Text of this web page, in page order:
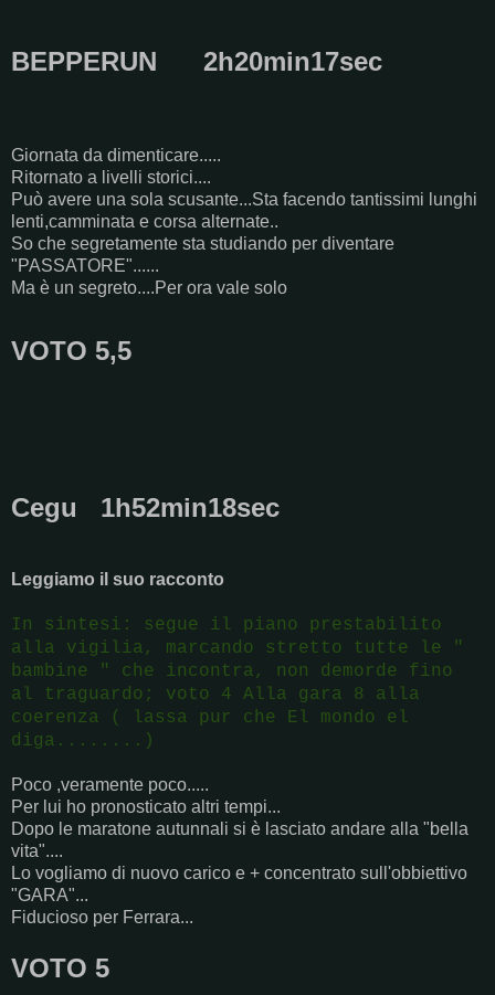
BEPPERUN 2h20min17sec
Giornata da dimenticare.....
Ritornato a livelli storici....
Può avere una sola scusante...Sta facendo tantissimi lunghi
lenti,camminata e corsa alternate..
So che segretamente sta studiando per diventare
"PASSATORE"......
Ma è un segreto....Per ora vale solo
VOTO 5,5
Cegu 1h52min18sec
Leggiamo il suo racconto
In sintesi: segue il piano prestabilito
alla vigilia, marcando stretto tutte le "
bambine " che incontra, non demorde fino
al traguardo; voto 4 Alla gara 8 alla
coerenza ( lassa pur che El mondo el
diga........)
Poco ,veramente poco.....
Per lui ho pronosticato altri tempi...
Dopo le maratone autunnali si è lasciato andare alla "bella
vita"....
Lo vogliamo di nuovo carico e + concentrato sull'obbiettivo
"GARA"...
Fiducioso per Ferrara...
VOTO 5